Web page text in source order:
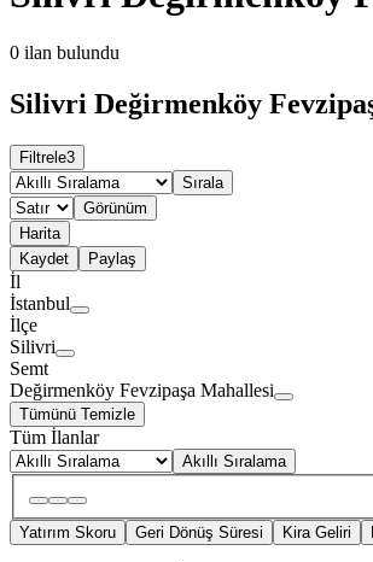
0 ilan bulundu
Silivri Değirmenköy
Filtrele3
Sırala
Görünüm
Harita
Kaydet
Paylaş
İl
İstanbul
İlçe
Silivri
Semt
Değirmenköy Fevzipaşa Mahallesi
Tümünü Temizle
Tüm İlanlar
Akıllı Sıralama
Yatırım Skoru Geri Dönüş Süresi Kira Geliri